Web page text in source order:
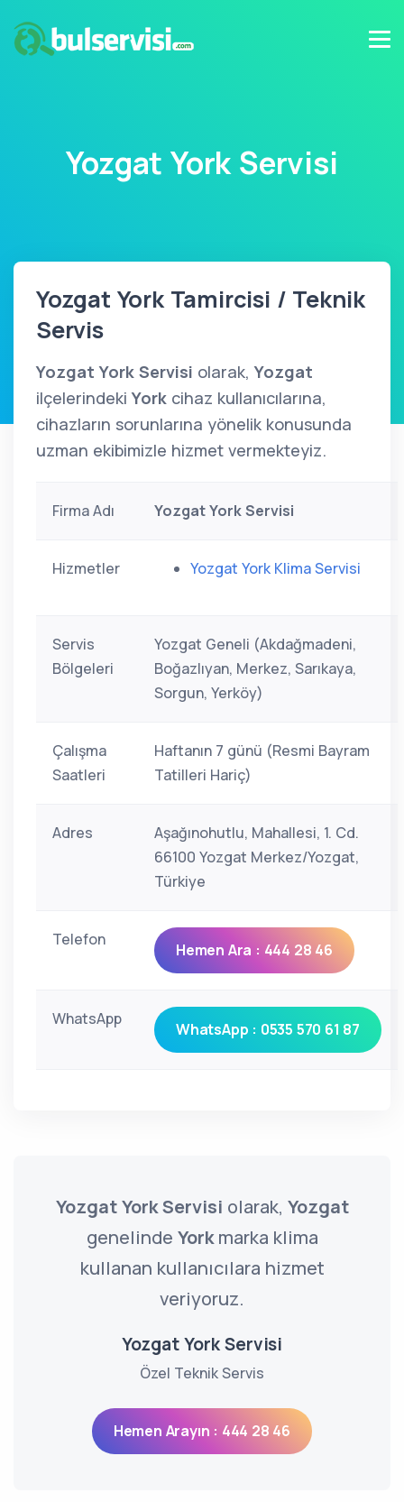
Yozgat York Servisi
Yozgat York Tamircisi / Teknik
Servis
Yozgat York Servisi olarak, Yozgat
ilçelerindeki York cihaz kullanıcılarına,
cihazların sorunlarına yönelik konusunda
uzman ekibimizle hizmet vermekteyiz.
Firma Adı Yozgat York Servisi
Hizmetler Yozgat York Klima Servisi
Servis
Bölgeleri
Yozgat Geneli (Akdağmadeni,
Boğazlıyan, Merkez, Sarıkaya,
Sorgun, Yerköy)
Çalışma
Saatleri
Haftanın 7 günü (Resmi Bayram
Tatilleri Hariç)
Adres
Aşağınohutlu, Mahallesi, 1. Cd.
66100 Yozgat Merkez/Yozgat,
Türkiye
Telefon
Hemen Ara : 444 28 46
WhatsApp
WhatsApp : 0535 570 61 87
Yozgat York Servisi olarak, Yozgat
genelinde Yorkmarka klima
kullanan kullanıcılara hizmet
veriyoruz.
Yozgat York Servisi
Özel Teknik Servis
Hemen Arayın : 444 28 46